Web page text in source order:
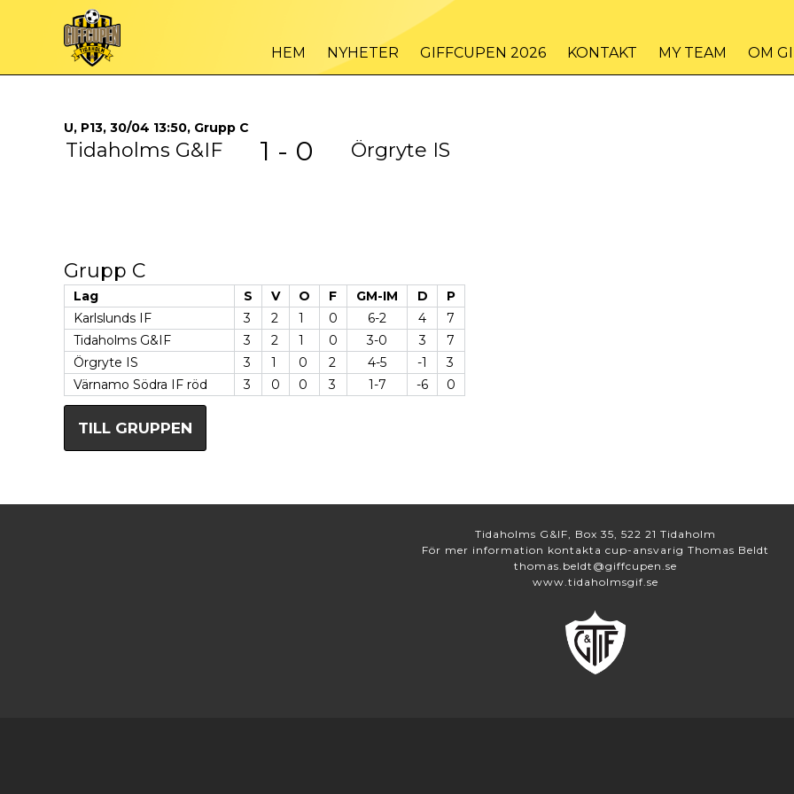
HEM NYHETER GIFFCUPEN 2026 KONTAKT MY TEAM OM
U, P13, 30/04 13:50, Grupp C
Tidaholms G&IF 1 - 0 Örgryte IS
Grupp C
Lag S V O F GM-IM D
P
Karlslunds IF
3 2 1 0 6-2 4
7
Tidaholms G&IF
3 2 1 0 3-0 3
7
Örgryte IS
3 1 0 2 4-5 -1
3
Värnamo Södra IF röd
3 0 0 3 1-7 -6 0
TILL GRUPPEN
Tidaholms G&IF, Box 35, 522 21 Tidaholm
För mer information kontakta cup-ansvarig Thomas Beldt
thomas.beldt@giffcupen.se
www.tidaholmsgif.se